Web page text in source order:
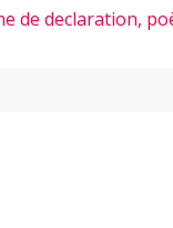
de declaration,